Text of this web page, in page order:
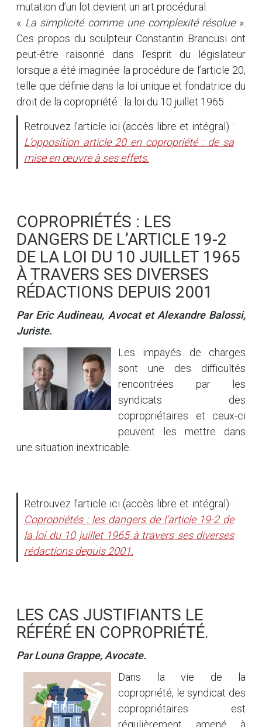
mutation d’un lot devient un art procédural.
« La simplicité comme une complexité résolue».
Ces propos du sculpteur Constantin Brancusi ont
peut-être raisonné dans l’esprit du législateur
lorsque a été imaginée la procédure de l’article 20,
telle que définie dans la loi unique et fondatrice du
droit de la copropriété : la loi du 10 juillet 1965.
Retrouvez l’article ici (accès libre et intégral) :
L’opposition article 20 en copropriété : de sa
mise en œuvre à ses effets.
COPROPRIÉTÉS : LES
DANGERS DE L’ARTICLE 19-2
DE LA LOI DU 10 JUILLET 1965
À TRAVERS SES DIVERSES
RÉDACTIONS DEPUIS 2001
Par Eric Audineau, Avocat et Alexandre Balossi,
Juriste.
Les impayés de charges
sont une des difficultés
rencontrées par les
syndicats des
copropriétaires et ceux-ci
peuvent les mettre dans
une situation inextricable.
Retrouvez l’article ici (accès libre et intégral) :
Copropriétés : les dangers de l’article 19-2 de
la loi du 10 juillet 1965 à travers ses diverses
rédactions depuis 2001.
LES CAS JUSTIFIANTS LE
RÉFÉRÉ EN COPROPRIÉTÉ.
Par Louna Grappe, Avocate.
Dans la vie de la
copropriété, le syndicat des
copropriétaires est
régulièrement amené à